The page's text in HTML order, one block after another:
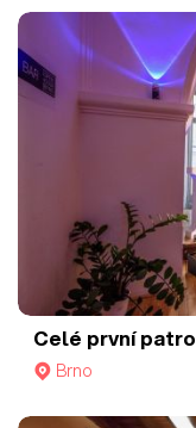
Celé první patro
Brno